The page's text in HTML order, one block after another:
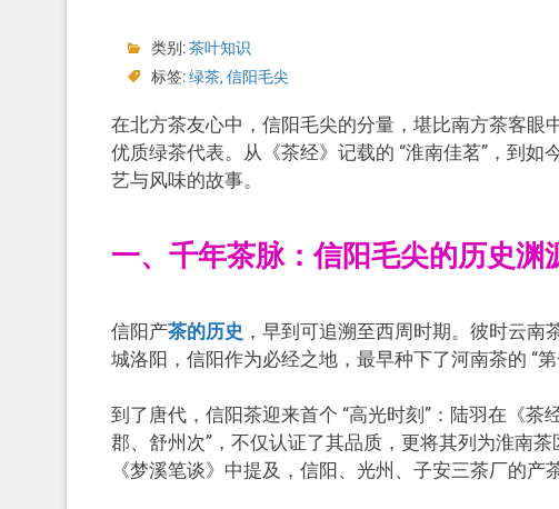
类别:茶叶知识
标签:绿茶, 信阳毛尖
在北方茶友心中，信阳毛尖的分量，堪比南方茶客眼
优质绿茶代表。从《茶经》记载的 “淮南佳茗”，到如
艺与风味的故事。
一、千年茶脉：信阳毛尖的历史渊
信阳产茶的历史 ，早到可追溯至西周时期。彼时云
城洛阳，信阳作为必经之地，最早种下了河南茶的 “第
到了唐代，信阳茶迎来首个 “高光时刻”：陆羽在《
郡、舒州次”，不仅认证了其品质，更将其列为淮南
《梦溪笔谈》中提及，信阳、光州、子安三茶厂的产